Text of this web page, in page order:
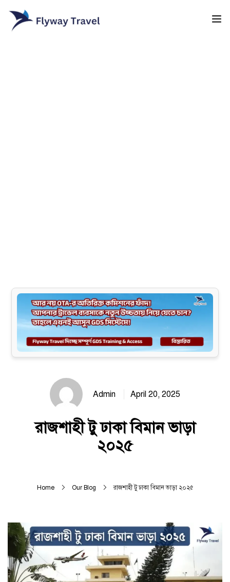
Admin April 20, 2025
রাজশাহী টু ঢাকা বিমান ভাড়া
২০২৫
Home Our Blog রাজশাহী টু ঢাকা বিমান ভাড়া ২০২৫